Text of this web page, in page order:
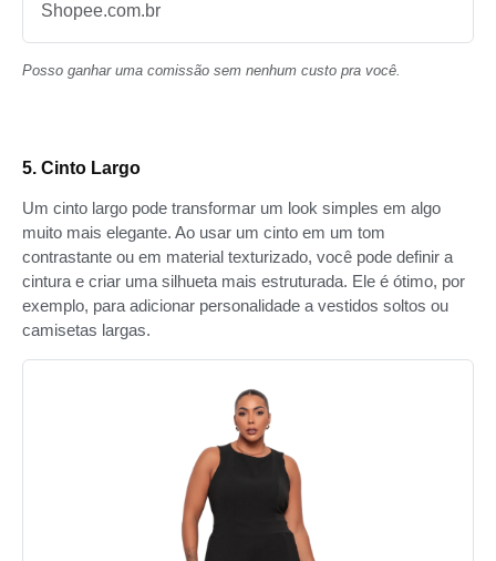
Shopee.com.br
Posso ganhar uma comissão sem nenhum custo pra você.
5. Cinto Largo
Um cinto largo pode transformar um look simples em algo
muito mais elegante. Ao usar um cinto em um tom
contrastante ou em material texturizado, você pode definir a
cintura e criar uma silhueta mais estruturada. Ele é ótimo, por
exemplo, para adicionar personalidade a vestidos soltos ou
camisetas largas.